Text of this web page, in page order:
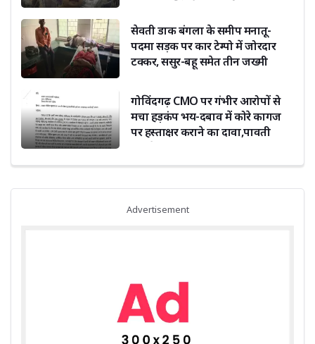
सेवती डाक बंगला के समीप मनातू-
पदमा सड़क पर कार टेम्पो में जोरदार
टक्कर, ससुर-बहू समेत तीन जख्मी
गोविंदगढ़ CMO पर गंभीर आरोपों से
मचा हड़कंप भय-दबाव में कोरे कागज
पर हस्ताक्षर कराने का दावा,पावती
Advertisement